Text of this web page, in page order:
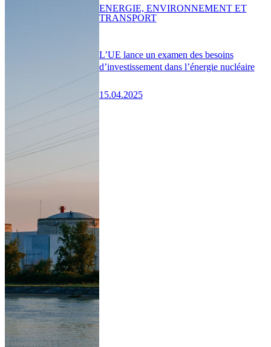
L’UE lance un examen des besoins
d’investissement dans l’énergie nucléaire
15.04.2025
ENERGIE, ENVIRONNEMENT ET
TRANSPORT